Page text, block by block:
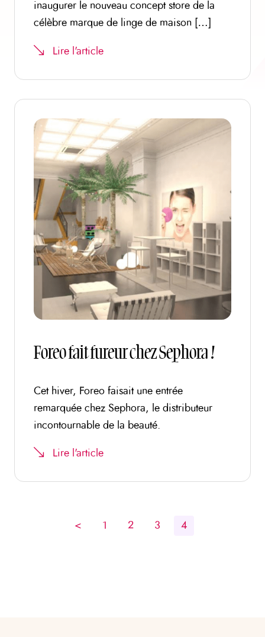
inaugurer le nouveau concept store de la
célèbre marque de linge de maison […]
Lire l'article
Foreo fait fureur chez Sephora !
Cet hiver, Foreo faisait une entrée
remarquée chez Sephora, le distributeur
incontournable de la beauté.
Lire l'article
< 1 2 3 4